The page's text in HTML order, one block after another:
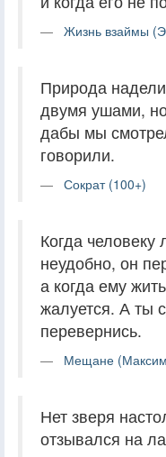
Жизнь взаймы
Природа
двумя ушами,
дабы мы
говорили.
Сократ (100+)
Когда человеку
неудобно, он
а когда ему
жалуется. А ты
перевернись.
Мещане
Нет зверя
отзывался на